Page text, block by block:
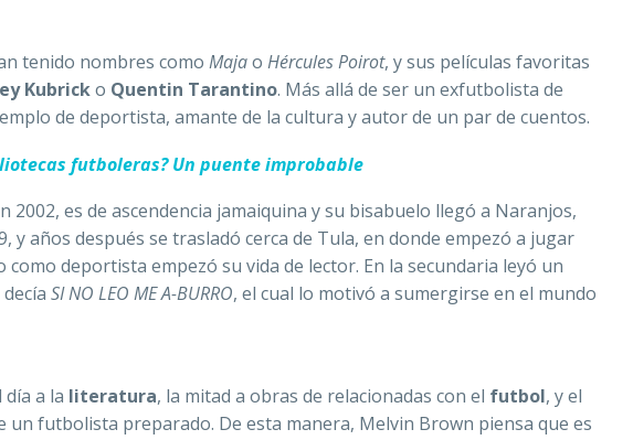
tenido nombres como Majao Hércules Poirot, y sus películas favoritas
Kubricko Quentin Tarantino. Más allá de ser un exfutbolista de
de deportista, amante de la cultura y autor de un par de cuentos.
futboleras? Un puente improbable
2002, es de ascendencia jamaiquina y su bisabuelo llegó a Naranjos,
y años después se trasladó cerca de Tula, en donde empezó a jugar
como deportista empezó su vida de lector. En la secundaria leyó un
SI NO LEO ME A-BURRO, el cual lo motivó a sumergirse en el mundo
día a la literatura, la mitad a obras de relacionadas con el futbol, y el
futbolista preparado. De esta manera, Melvin Brown piensa que es